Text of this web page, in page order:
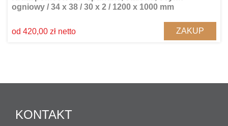
ogniowy / 34 x 38 / 30 x 2 / 1200 x 1000 mm
od 420,00 zł netto ZAKUP
KONTAKT